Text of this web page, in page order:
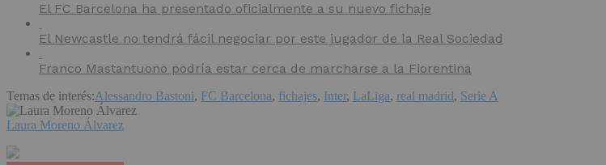
El FC Barcelona ha presentado oficialmente a su nuevo fichaje
El Newcastle no tendrá fácil negociar por este jugador de la Real Sociedad
Franco Mastantuono podría estar cerca de marcharse a la Fiorentina
Temas de interés:Alessandro Bastoni, FC Barcelona, fichajes, Inter, LaLiga, real madrid, Serie A
Laura Moreno Álvarez